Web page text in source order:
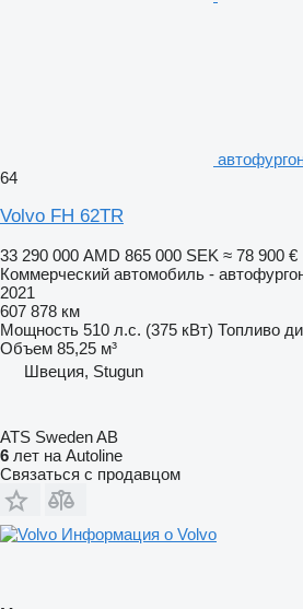
64
Volvo FH 62TR
33 290 000 AMD 865 000 SEK ≈ 78 900 €
Коммерческий автомобиль -
2021
607 878 км
Мощность 510 л.с. (375 кВт) Топливо
Объем 85,25 м³
Швеция, Stugun
ATS Sweden AB
6 лет на Autoline
Связаться с продавцом
Информация о Volvo